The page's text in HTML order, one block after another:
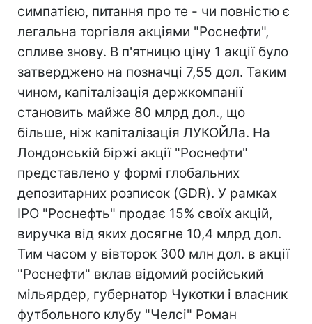
симпатією, питання про те - чи повністю є
легальна торгівля акціями "Роснефти",
спливе знову. В п'ятницю ціну 1 акції було
затверджено на позначці 7,55 дол. Таким
чином, капіталізація держкомпанії
становить майже 80 млрд дол., що
більше, ніж капіталізація ЛУКОЙЛа. На
Лондонській біржі акції "Роснефти"
представлено у формі глобальних
депозитарних розписок (GDR). У рамках
IPO "Роснефть" продає 15% своїх акцій,
виручка від яких досягне 10,4 млрд дол.
Тим часом у вівторок 300 млн дол. в акції
"Роснефти" вклав відомий російський
мільярдер, губернатор Чукотки і власник
футбольного клубу "Челсі" Роман